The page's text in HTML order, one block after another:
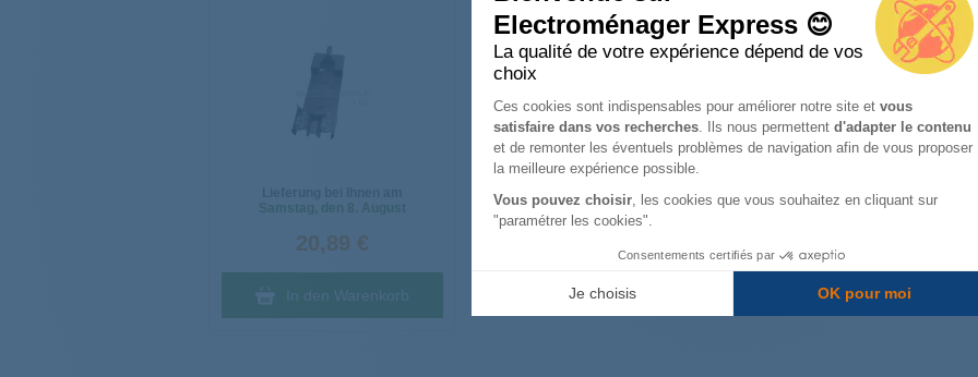
Electroménager Express 😊
La qualité de votre expérience dépend de vos
choix
Plateforme de Gestion du
Ces cookies sont indispensables pour améliorer notre site et vous
satisfaire dans vos recherches . Ils nous permettent d'adapter le contenu
et de remonter les éventuels problèmes de navigation afin de vous proposer
la meilleure expérience possible.
Vous pouvez choisir , les cookies que vous souhaitez en cliquant sur
"paramétrer les cookies".
Consentements certifiés par
Je choisis OK pour moi
Axeptio consent
Samstag, den 8. August
20,89 €
In den Warenkorb